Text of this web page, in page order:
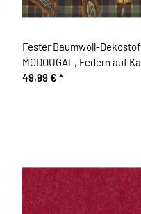
Fester Baumwoll-
MCDOUGAL, Federn auf
49,99 € *